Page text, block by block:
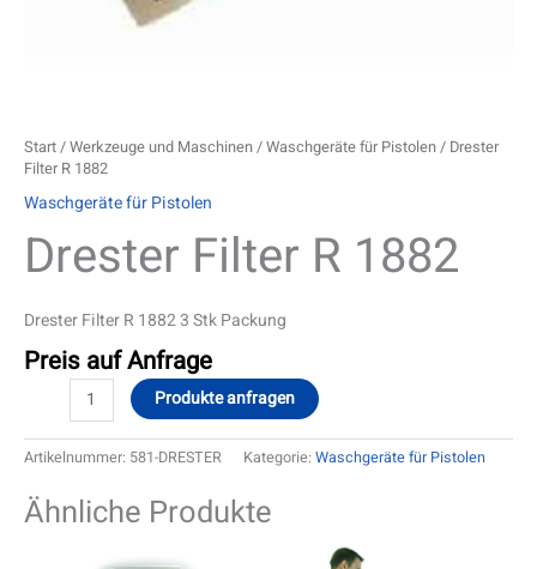
Start/Werkzeuge und Maschinen/Waschgeräte für Pistolen/ Drester
Filter R 1882
Waschgeräte für Pistolen
Drester Filter R 1882
Drester Filter R 1882 3 Stk Packung
Preis auf Anfrage
Produkte anfragen
Artikelnummer: 581-DRESTER Kategorie: Waschgeräte für Pistolen
Ähnliche Produkte